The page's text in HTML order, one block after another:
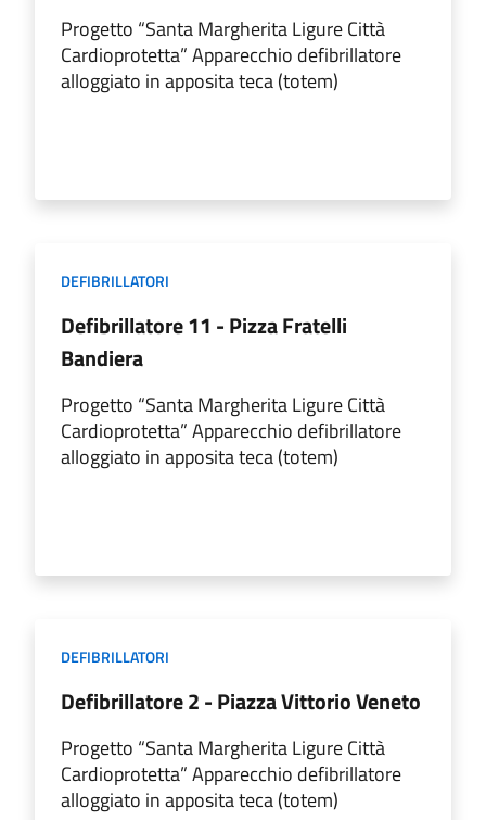
Progetto “Santa Margherita Ligure Città
Cardioprotetta” Apparecchio defibrillatore
alloggiato in apposita teca (totem)
DEFIBRILLATORI
Defibrillatore 11 - Pizza Fratelli
Bandiera
Progetto “Santa Margherita Ligure Città
Cardioprotetta” Apparecchio defibrillatore
alloggiato in apposita teca (totem)
DEFIBRILLATORI
Defibrillatore 2 - Piazza Vittorio Veneto
Progetto “Santa Margherita Ligure Città
Cardioprotetta” Apparecchio defibrillatore
alloggiato in apposita teca (totem)